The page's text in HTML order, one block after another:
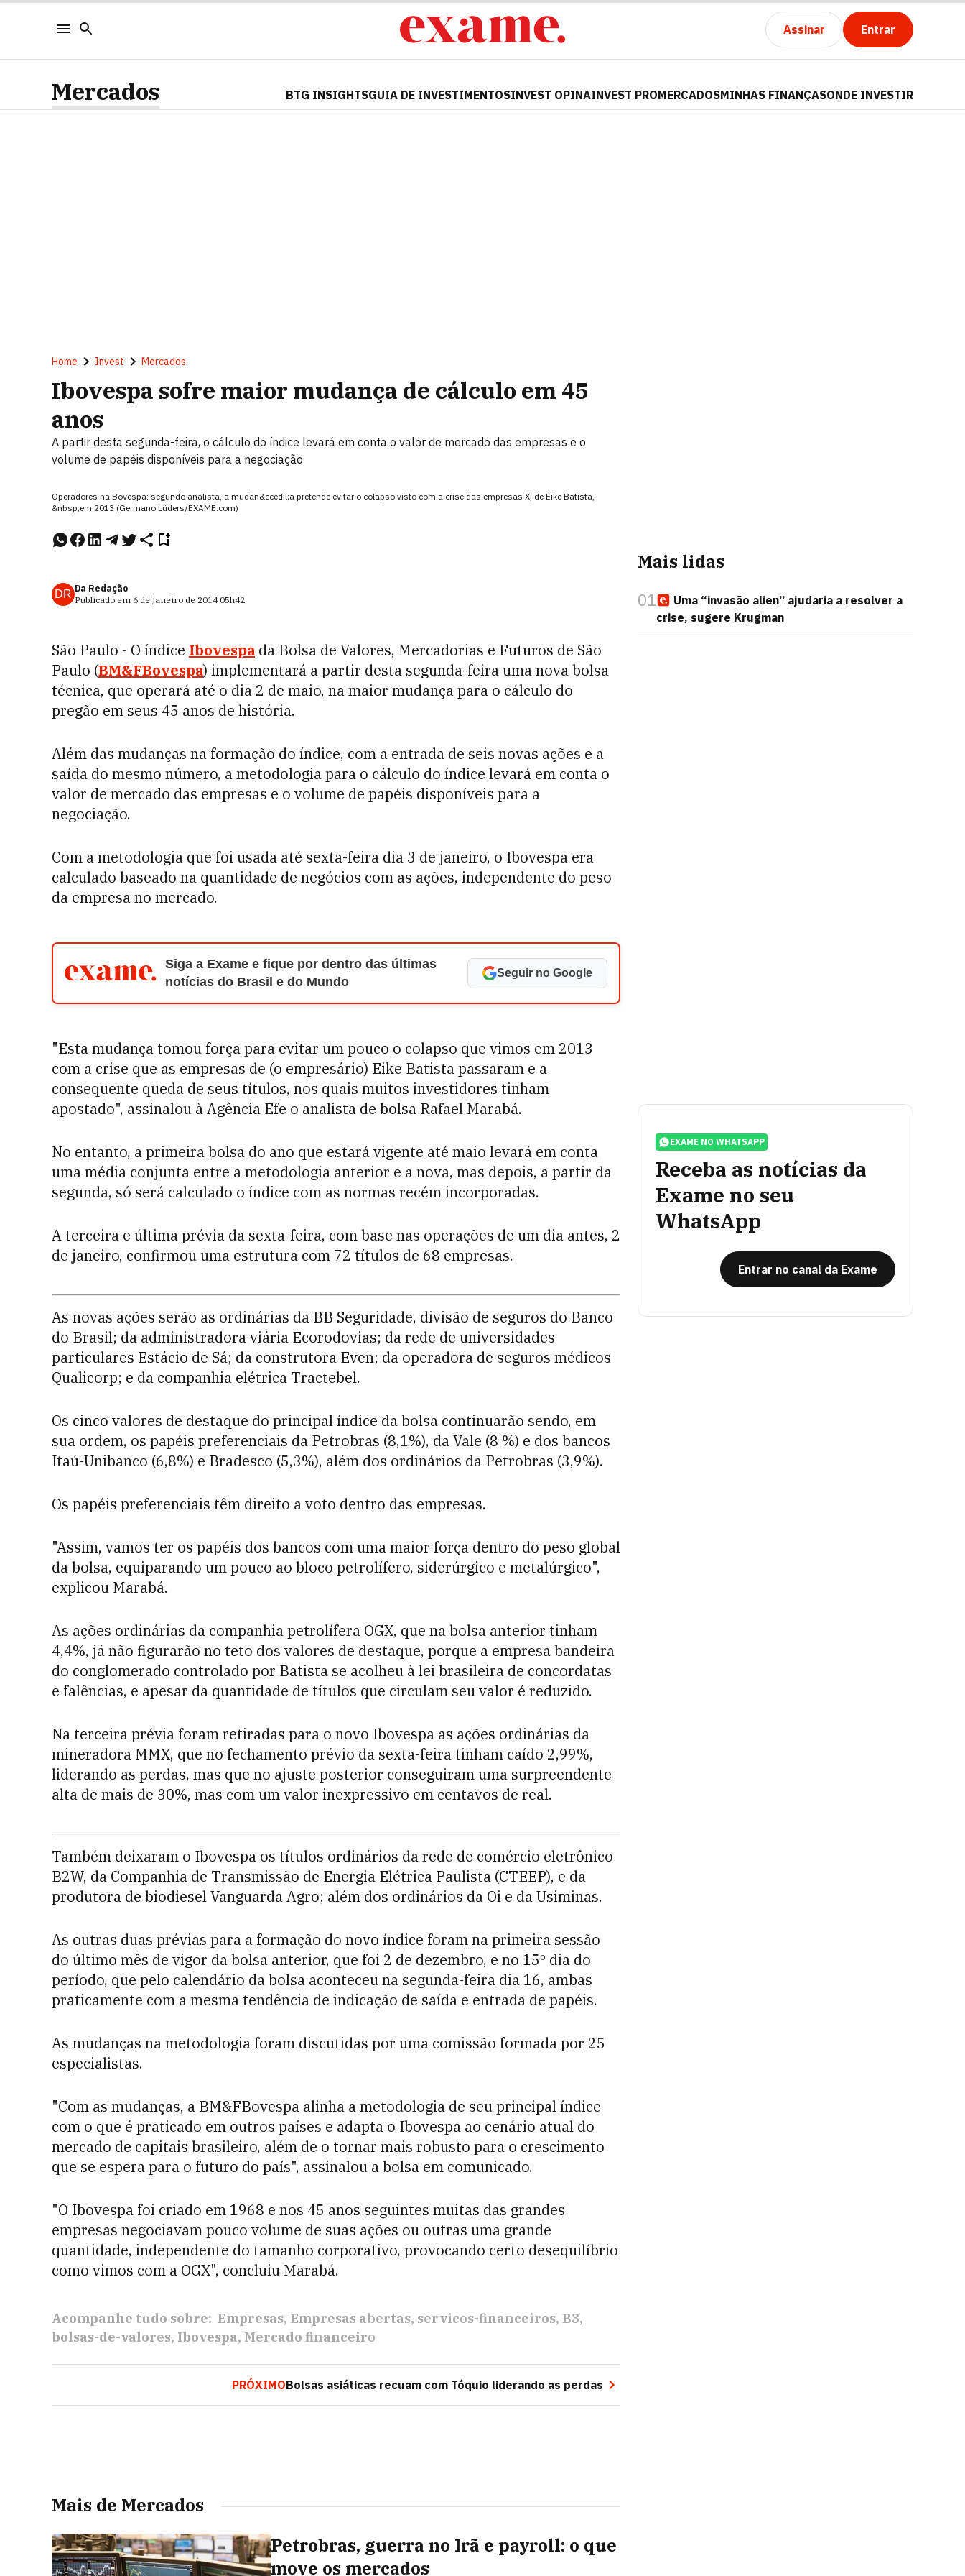
Assinar Entrar
Mercados BTG INSIGHTSGUIA DE INVESTIMENTOSINVEST OPINAINVEST PROMERCADOSMINHAS FINANÇASONDE INVESTIR
Home Invest Mercados
Ibovespa sofre maior mudança de cálculo em 45
anos
A partir desta segunda-feira, o cálculo do índice levará em conta o valor de mercado das empresas e o
volume de papéis disponíveis para a negociação
Operadores na Bovespa: segundo analista, a mudan&ccedil;a pretende evitar o colapso visto com a crise das empresas X, de Eike Batista,
&nbsp;em 2013 (Germano Lüders/EXAME.com)
DR Da Redação
Publicado em 6 de janeiro de 2014 05h42.
São Paulo - O índice Ibovespa da Bolsa de Valores, Mercadorias e Futuros de São
Paulo (BM&FBovespa) implementará a partir desta segunda-feira uma nova bolsa
técnica, que operará até o dia 2 de maio, na maior mudança para o cálculo do
pregão em seus 45 anos de história.
Além das mudanças na formação do índice, com a entrada de seis novas ações e a
saída do mesmo número, a metodologia para o cálculo do índice levará em conta o
valor de mercado das empresas e o volume de papéis disponíveis para a
negociação.
Com a metodologia que foi usada até sexta-feira dia 3 de janeiro, o Ibovespa era
calculado baseado na quantidade de negócios com as ações, independente do peso
da empresa no mercado.
Siga a Exame e fique por dentro das últimas
notícias do Brasil e do Mundo
Seguir no Google
"Esta mudança tomou força para evitar um pouco o colapso que vimos em 2013
com a crise que as empresas de (o empresário) Eike Batista passaram e a
consequente queda de seus títulos, nos quais muitos investidores tinham
apostado", assinalou à Agência Efe o analista de bolsa Rafael Marabá.
No entanto, a primeira bolsa do ano que estará vigente até maio levará em conta
uma média conjunta entre a metodologia anterior e a nova, mas depois, a partir da
segunda, só será calculado o índice com as normas recém incorporadas.
A terceira e última prévia da sexta-feira, com base nas operações de um dia antes, 2
de janeiro, confirmou uma estrutura com 72 títulos de 68 empresas.
As novas ações serão as ordinárias da BB Seguridade, divisão de seguros do Banco
do Brasil; da administradora viária Ecorodovias; da rede de universidades
particulares Estácio de Sá; da construtora Even; da operadora de seguros médicos
Qualicorp; e da companhia elétrica Tractebel.
Os cinco valores de destaque do principal índice da bolsa continuarão sendo, em
sua ordem, os papéis preferenciais da Petrobras (8,1%), da Vale (8 %) e dos bancos
Itaú-Unibanco (6,8%) e Bradesco (5,3%), além dos ordinários da Petrobras (3,9%).
Os papéis preferenciais têm direito a voto dentro das empresas.
"Assim, vamos ter os papéis dos bancos com uma maior força dentro do peso global
da bolsa, equiparando um pouco ao bloco petrolífero, siderúrgico e metalúrgico",
explicou Marabá.
As ações ordinárias da companhia petrolífera OGX, que na bolsa anterior tinham
4,4%, já não figurarão no teto dos valores de destaque, porque a empresa bandeira
do conglomerado controlado por Batista se acolheu à lei brasileira de concordatas
e falências, e apesar da quantidade de títulos que circulam seu valor é reduzido.
Na terceira prévia foram retiradas para o novo Ibovespa as ações ordinárias da
mineradora MMX, que no fechamento prévio da sexta-feira tinham caído 2,99%,
liderando as perdas, mas que no ajuste posterior conseguiram uma surpreendente
alta de mais de 30%, mas com um valor inexpressivo em centavos de real.
Também deixaram o Ibovespa os títulos ordinários da rede de comércio eletrônico
B2W, da Companhia de Transmissão de Energia Elétrica Paulista (CTEEP), e da
produtora de biodiesel Vanguarda Agro; além dos ordinários da Oi e da Usiminas.
As outras duas prévias para a formação do novo índice foram na primeira sessão
do último mês de vigor da bolsa anterior, que foi 2 de dezembro, e no 15º dia do
período, que pelo calendário da bolsa aconteceu na segunda-feira dia 16, ambas
praticamente com a mesma tendência de indicação de saída e entrada de papéis.
As mudanças na metodologia foram discutidas por uma comissão formada por 25
especialistas.
"Com as mudanças, a BM&FBovespa alinha a metodologia de seu principal índice
com o que é praticado em outros países e adapta o Ibovespa ao cenário atual do
mercado de capitais brasileiro, além de o tornar mais robusto para o crescimento
que se espera para o futuro do país", assinalou a bolsa em comunicado.
"O Ibovespa foi criado em 1968 e nos 45 anos seguintes muitas das grandes
empresas negociavam pouco volume de suas ações ou outras uma grande
quantidade, independente do tamanho corporativo, provocando certo desequilíbrio
como vimos com a OGX", concluiu Marabá.
Acompanhe tudo sobre: Empresas Empresas abertas servicos-financeiros B3
bolsas-de-valores Ibovespa Mercado financeiro
PRÓXIMOBolsas asiáticas recuam com Tóquio liderando as perdas
Mais de Mercados
Petrobras, guerra no Irã e payroll: o que
move os mercados
Mais lidas
01
Uma “invasão alien” ajudaria a resolver a
crise, sugere Krugman
EXAME NO WHATSAPP
Receba as notícias da
Exame no seu
WhatsApp
Entrar no canal da Exame